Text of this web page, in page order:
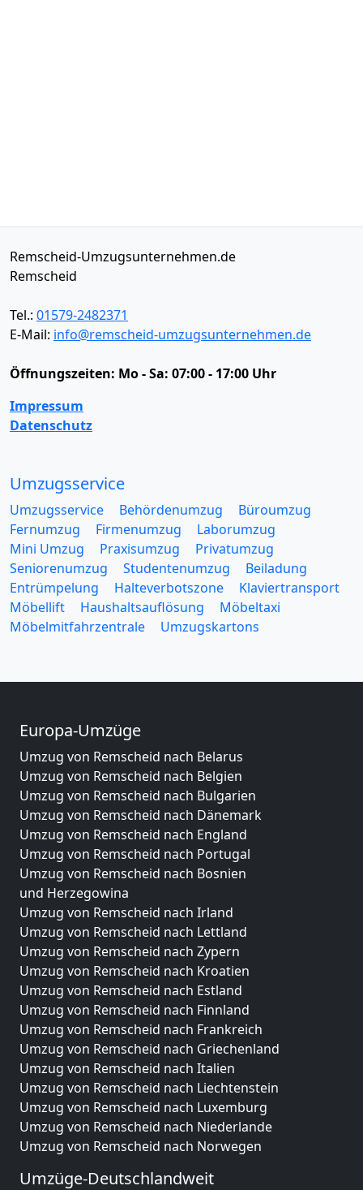
Remscheid-Umzugsunternehmen.de
Remscheid
Tel.: 01579-2482371
E-Mail: info@remscheid-umzugsunternehmen.de
Öffnungszeiten: Mo - Sa: 07:00 - 17:00 Uhr
Impressum
Datenschutz
Umzugsservice
Umzugsservice Behördenumzug
Büroumzug
Fernumzug
Firmenumzug
Laborumzug
Mini Umzug
Praxisumzug
Privatumzug
Seniorenumzug
Studentenumzug
Beiladung
Entrümpelung
Halteverbotszone
Klaviertransport
Möbellift
Haushaltsauflösung
Möbeltaxi
Möbelmitfahrzentrale
Umzugskartons
Europa-Umzüge
Umzug von Remscheid nach Belarus
Umzug von Remscheid nach Belgien
Umzug von Remscheid nach Bulgarien
Umzug von Remscheid nach Dänemark
Umzug von Remscheid nach England
Umzug von Remscheid nach Portugal
Umzug von Remscheid nach Bosnien
und Herzegowina
Umzug von Remscheid nach Irland
Umzug von Remscheid nach Lettland
Umzug von Remscheid nach Zypern
Umzug von Remscheid nach Kroatien
Umzug von Remscheid nach Estland
Umzug von Remscheid nach Finnland
Umzug von Remscheid nach Frankreich
Umzug von Remscheid nach Griechenland
Umzug von Remscheid nach Italien
Umzug von Remscheid nach Liechtenstein
Umzug von Remscheid nach Luxemburg
Umzug von Remscheid nach Niederlande
Umzug von Remscheid nach Norwegen
Umzüge-Deutschlandweit